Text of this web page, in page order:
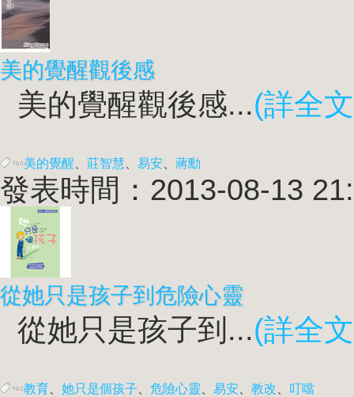
美的覺醒觀後感
美的覺醒觀後感...(詳全
美的覺醒 莊智慧 易安 蔣勳
發表時間：2013-08-13
從她只是孩子到危險心靈
從她只是孩子到...(詳全
教育 她只是個孩子 危險心靈 易安 教改 叮噹